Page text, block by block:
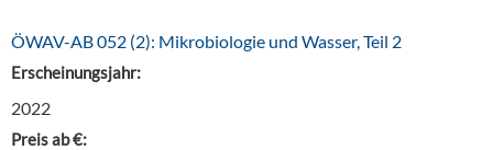
ÖWAV-AB 052 (2): Mikrobiologie und Wasser, Teil 2
Erscheinungsjahr:
2022
Preis ab €: